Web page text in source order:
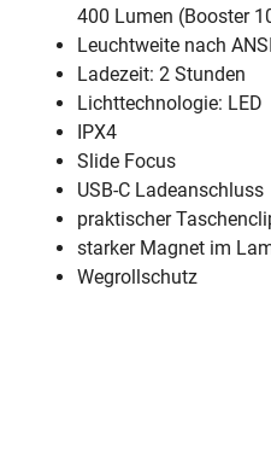
400 Lumen (Booster
Leuchtweite nach
Ladezeit: 2 Stunden
Lichttechnologie: LED
IPX4
Slide Focus
USB-C Ladeanschluss
praktischer
starker Magnet im
Wegrollschutz